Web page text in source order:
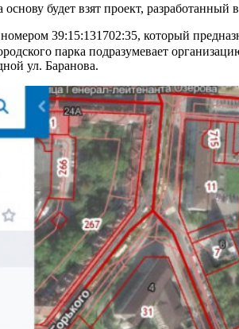
будет взят проект,
39:15:131702:35, который
парка подразумевает
ул. Баранова.